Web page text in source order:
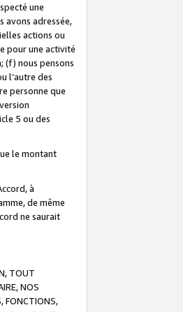
une
avons adressée,
actions ou
pour une activité
(f) nous pensons
l’autre des
personne que
5 ou des
le montant
à
de même
ne saurait
TOUT
NOS
FONCTIONS,